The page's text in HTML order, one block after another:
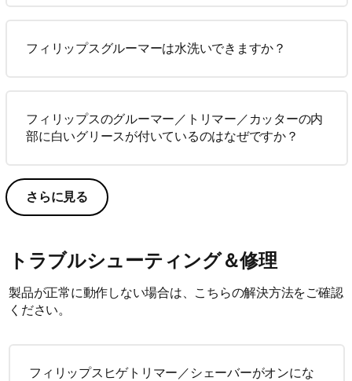
フィリップスグルーマーは水洗いできますか？
フィリップスのグルーマー／トリマー／カッターの内
部に白いグリースが付いているのはなぜですか？
さらに見る
トラブルシューティング＆修理
製品が正常に動作しない場合は、こちらの解決方法をご確認
ください。
フィリップスヒゲトリマー／シェーバーがオンにな